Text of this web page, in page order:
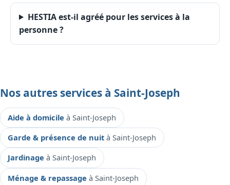
HESTIA est-il agréé pour les services à la
personne ?
Nos autres services à Saint-Joseph
Aide à domicileà Saint-Joseph
Garde & présence de nuità Saint-Joseph
Jardinageà Saint-Joseph
Ménage & repassageà Saint-Joseph